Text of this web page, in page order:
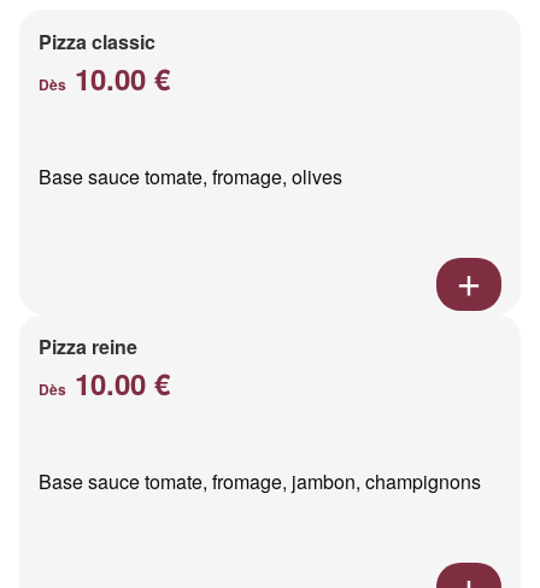
Pizza classic
Dès 10.00 €
Base sauce tomate, fromage, olives
Pizza reine
Dès 10.00 €
Base sauce tomate, fromage, jambon, champignons